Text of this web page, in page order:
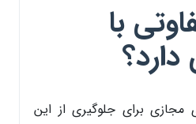
با
مجازی برای جلوگیری از این